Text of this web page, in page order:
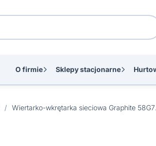
O firmie Sklepy stacjonarne
/